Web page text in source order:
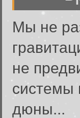
Мы не
не
системы
дюны...